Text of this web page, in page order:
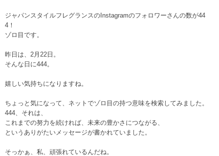
ジャパンスタイルフレグランスのInstagramのフォロワーさんの数が44
4！
ゾロ目です。
昨日は、2月22日。
そんな日に444。
嬉しい気持ちになりますね。
ちょっと気になって、ネットでゾロ目の持つ意味を検索してみました。
444、それは、
これまでの努力を続ければ、未来の豊かさにつながる、
というありがたいメッセージが書かれていました。
そっかぁ、私、頑張れているんだね。